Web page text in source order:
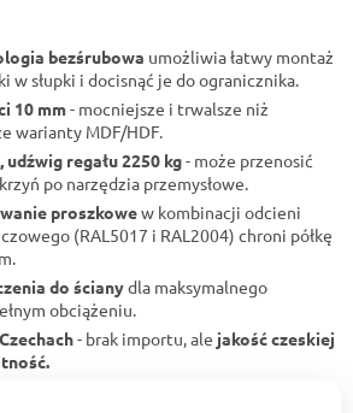
bezśrubowa umożliwia łatwy montaż
w słupki i docisnąć je do ogranicznika.
10 mm- mocniejsze i trwalsze niż
warianty MDF/HDF.
udźwig regału 2250 kg- może przenosić
po narzędzia przemysłowe.
proszkowew kombinacji odcieni
(RAL5017 i RAL2004) chroni półkę
do ścianydla maksymalnego
obciążeniu.
- brak importu, ale jakość czeskiej